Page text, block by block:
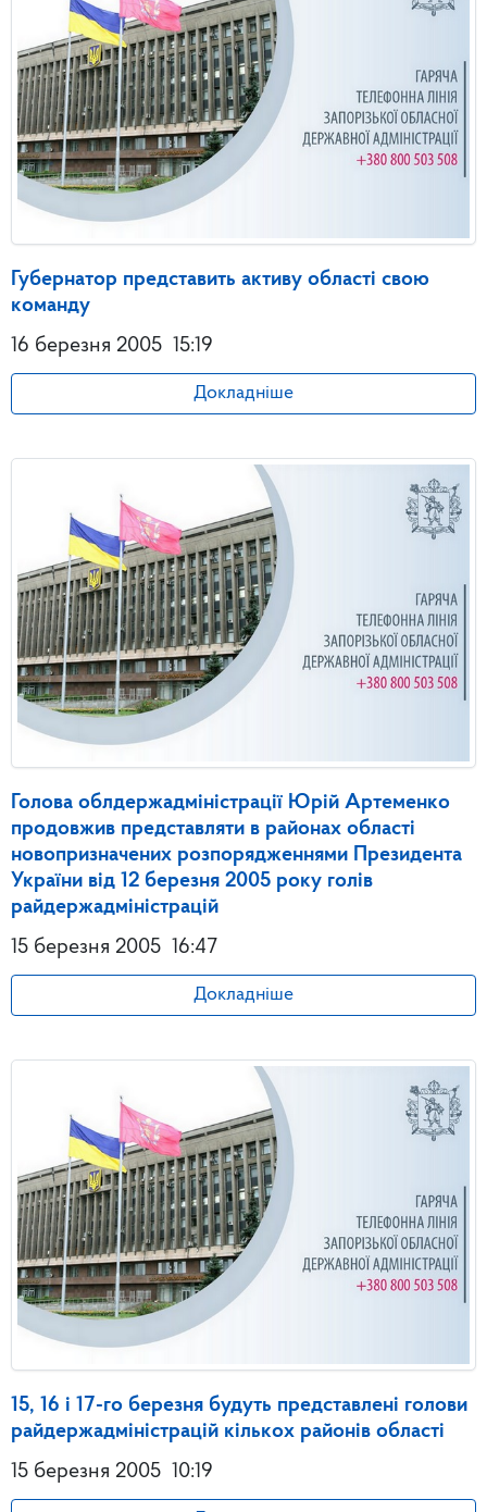
Губернатор представить активу області свою
команду
16 березня 2005 15:19
Докладніше
Голова облдержадміністрації Юрій Артеменко
продовжив представляти в районах області
новопризначених розпорядженнями Президента
України від 12 березня 2005 року голів
райдержадміністрацій
15 березня 2005 16:47
Докладніше
15, 16 і 17-го березня будуть представлені голови
райдержадміністрацій кількох районів області
15 березня 2005 10:19